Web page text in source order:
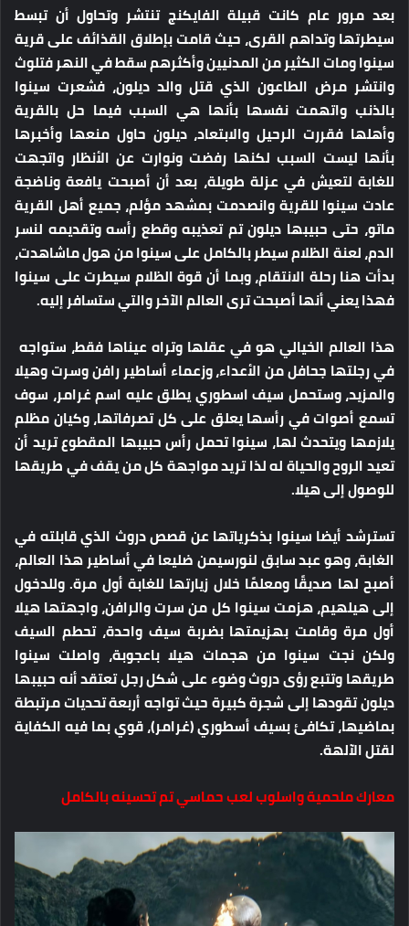
بعد مرور عام كانت قبيلة الفايكنج تنتشر وتحاول أن تبسط
سيطرتها وتداهم القرى، حيث قامت بإطلاق القذائف على قرية
سينوا ومات الكثير من المدنيين وأكثرهم سقط في النهر فتلوث
وانتشر مرض الطاعون الذي قتل والد ديلون، فشعرت سينوا
بالذنب واتهمت نفسها بأنها هي السبب فيما حل بالقرية
وأهلها فقررت الرحيل والابتعاد، ديلون حاول منعها وأخبرها
بأنها ليست السبب لكنها رفضت ونوارت عن الأنظار واتجهت
للغابة لتعيش في عزلة طويلة، بعد أن أصبحت يافعة وناضجة
عادت سينوا للقرية وانصدمت بمشهد مؤلم، جميع أهل القرية
ماتو، حتى حبيبها ديلون تم تعذيبه وقطع رأسه وتقديمه لنسر
الدم، لعنة الظلام سيطر بالكامل على سينوا من هول ماشاهدت،
بدأت هنا رحلة الانتقام، وبما أن قوة الظلام سيطرت على سينوا
فهذا يعني أنها أصبحت ترى العالم الآخر والتي ستسافر إليه.
هذا العالم الخيالي هو في عقلها وتراه عيناها فقط، ستواجه
في رجلتها جحافل من الأعداء، وزعماء أساطير رافن وسرت وهيلا
والمزيد، وستحمل سيف اسطوري يطلق عليه اسم غرامر، سوف
تسمع أصوات في رأسها يعلق على كل تصرفاتها، وكيان مظلم
يلازمها ويتحدث لها، سينوا تحمل رأس حبيبها المقطوع تريد أن
تعيد الروح والحياة له لذا تريد مواجهة كل من يقف في طريقها
للوصول إلى هيلا.
تسترشد أيضا سينوا بذكرياتها عن قصص دروث الذي قابلته في
الغابة، وهو عبد سابق لنورسيمن ضليعا في أساطير هذا العالم،
أصبح لها صديقًا ومعلمًا خلال زيارتها للغابة أول مرة. وللدخول
إلى هيلهيم، هزمت سينوا كل من سرت والرافن، واجهتها هيلا
أول مرة وقامت بهزيمتها بضربة سيف واحدة، تحطم السيف
ولكن نجت سينوا من هجمات هيلا باعجوبة، واصلت سينوا
طريقها وتتبع رؤى دروث وضوء على شكل رجل تعتقد أنه حبيبها
ديلون تقودها إلى شجرة كبيرة حيث تواجه أربعة تحديات مرتبطة
بماضيها، تكافئ بسيف أسطوري (غرامر)، قوي بما فيه الكفاية
لقتل الآلهة.
معارك ملحمية واسلوب لعب حماسي تم تحسينه بالكامل